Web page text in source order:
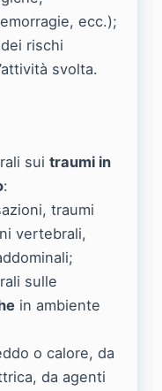
ecc.);
rischi
svolta.
suitraumi in
:
traumi
vertebrali,
sulle
in ambiente
o calore, da
da agenti